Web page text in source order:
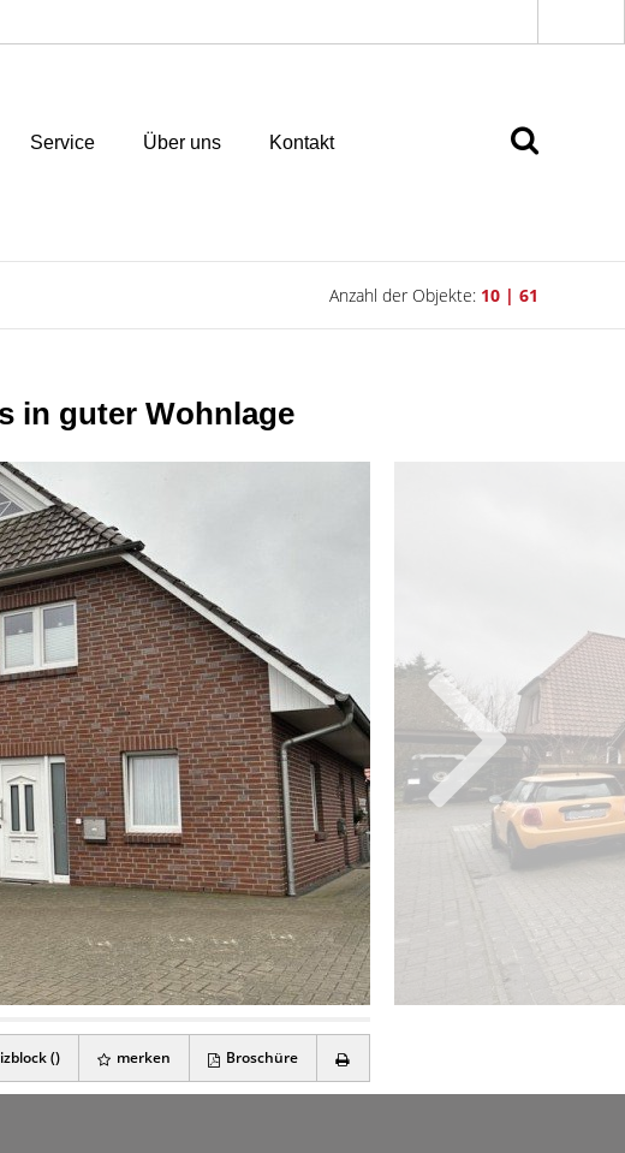
Service Über uns Kontakt
Anzahl der Objekte: 10 | 61
in guter Wohnlage
() merken Broschüre